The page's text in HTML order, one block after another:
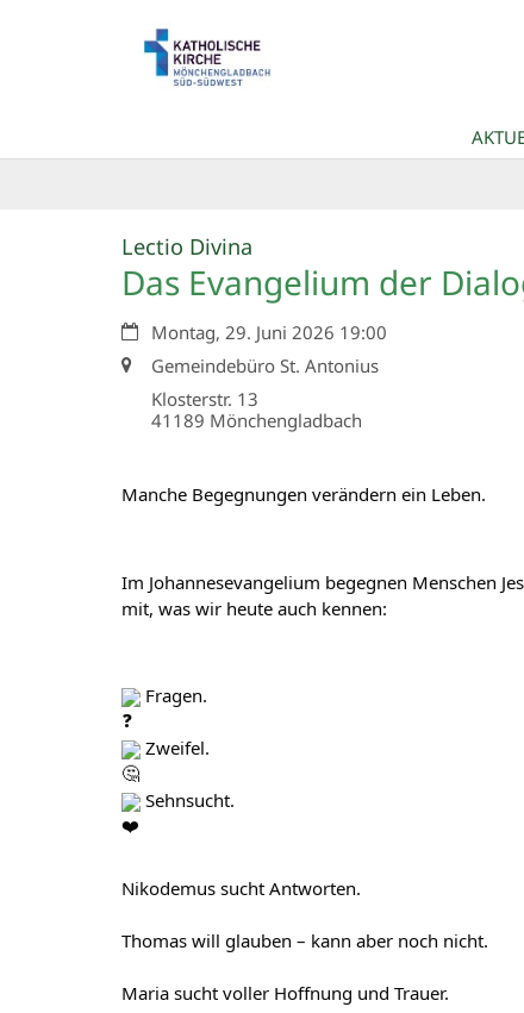
Lectio Divina
Das Evangelium der
Datum:Montag, 29. Juni 2026 19:00
Ort: Gemeindebüro St. Antonius
Klosterstr. 13
41189 Mönchengladbach
Manche Begegnungen verändern ein Leben.
Im Johannesevangelium begegnen Menschen
mit, was wir heute auch kennen:
Fragen.
Zweifel.
Sehnsucht.
Nikodemus sucht Antworten.
Thomas will glauben – kann aber noch nicht.
Maria sucht voller Hoffnung und Trauer.